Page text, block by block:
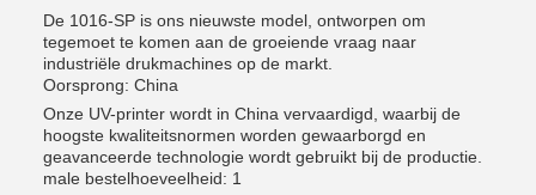
De 1016-SP is ons nieuwste model, ontworpen om
tegemoet te komen aan de groeiende vraag naar
industriële drukmachines op de markt.
Oorsprong: China
Onze UV-printer wordt in China vervaardigd, waarbij de
hoogste kwaliteitsnormen worden gewaarborgd en
geavanceerde technologie wordt gebruikt bij de productie.
male bestelhoeveelheid: 1